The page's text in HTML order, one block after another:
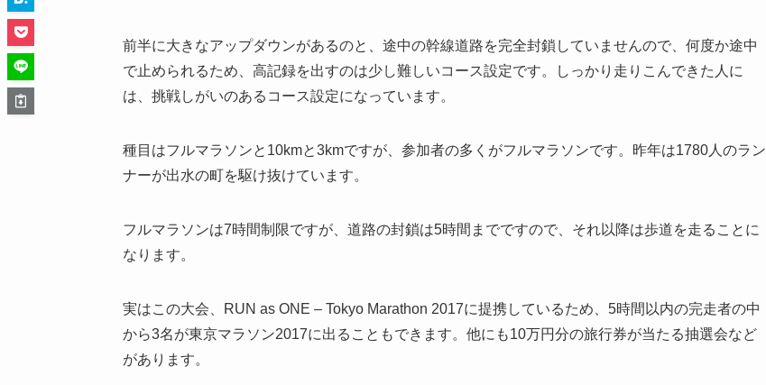
前半に大きなアップダウンがあるのと、途中の幹線道路を完全封鎖していませんので、何度か途中
で止められるため、高記録を出すのは少し難しいコース設定です。しっかり走りこんできた人に
は、挑戦しがいのあるコース設定になっています。
種目はフルマラソンと10kmと3kmですが、参加者の多くがフルマラソンです。昨年は1780人のラン
ナーが出水の町を駆け抜けています。
フルマラソンは7時間制限ですが、道路の封鎖は5時間までですので、それ以降は歩道を走ることに
なります。
実はこの大会、RUN as ONE – Tokyo Marathon 2017に提携しているため、5時間以内の完走者の中
から3名が東京マラソン2017に出ることもできます。他にも10万円分の旅行券が当たる抽選会など
があります。